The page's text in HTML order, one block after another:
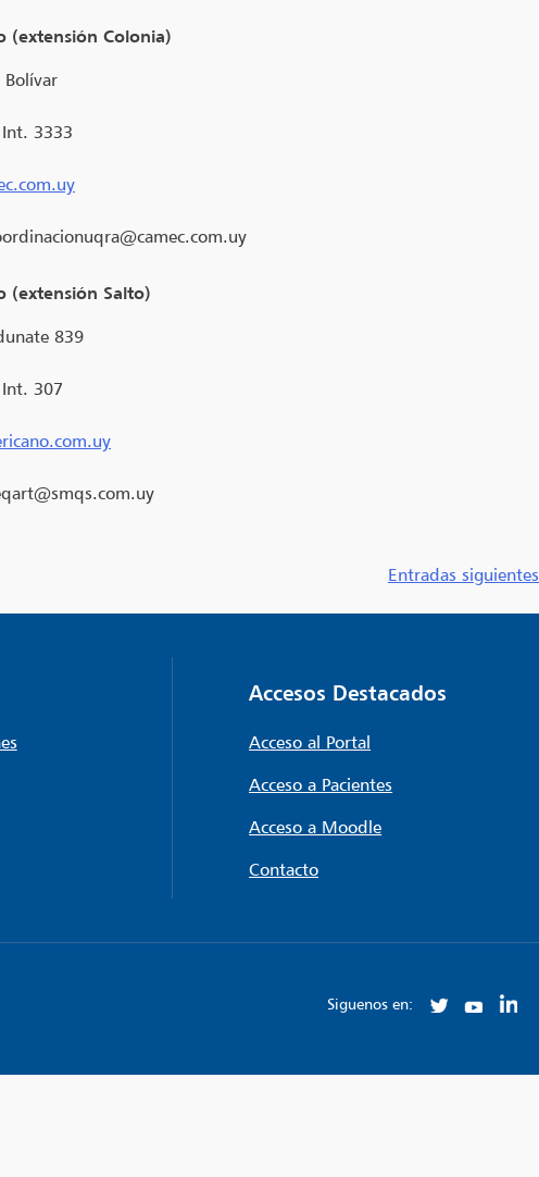
(extensión Colonia)
3333
(extensión Salto)
839
307
Entradas siguientes
Accesos Destacados
Acceso al Portal
Acceso a Pacientes
Acceso a Moodle
Contacto
Siguenos en: